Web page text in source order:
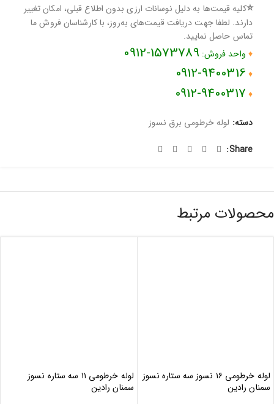
⭐کلیه قیمت‌ها به دلیل نوسانات ارزی بدون اطلاع قبلی، امکان تغییر
دارند. لطفا جهت دریافت قیمت‌های به‌روز، با کارشناسان فروش ما
تماس حاصل نمایید.
♦ واحد فروش: 1573789-0912
♦
0912-9400316
♦
0912-9400317
دسته: لوله خرطومی برق نسوز
Share:
محصولات مرتبط
لوله خرطومی ۱۶ نسوز سه ستاره نسوز
سمنان رادین
لوله خرطومی ۱۱ سه ستاره نسوز
سمنان رادین